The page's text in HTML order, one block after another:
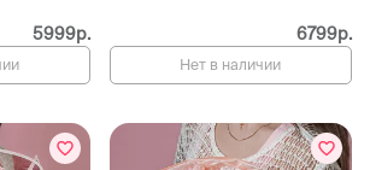
5999р. 6799р.
Нет в наличии